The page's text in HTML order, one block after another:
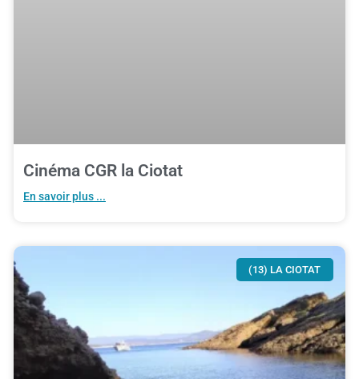
Cinéma CGR la Ciotat
En savoir plus ...
(13) LA CIOTAT